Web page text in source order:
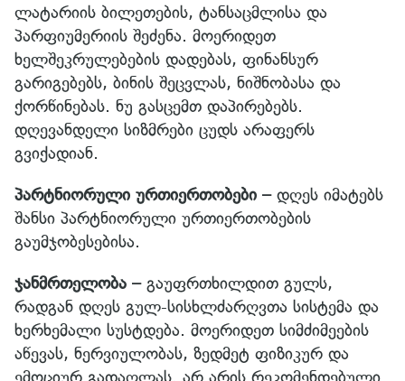
ლატარიის ბილეთების, ტანსაცმლისა და
პარფიუმერიის შეძენა. მოერიდეთ
ხელშეკრულებების დადებას, ფინანსურ
გარიგებებს, ბინის შეცვლას, ნიშნობასა და
ქორწინებას. ნუ გასცემთ დაპირებებს.
დღევანდელი სიზმრები ცუდს არაფერს
გვიქადიან.
პარტნიორული ურთიერთობები – დღეს იმატებს
შანსი პარტნიორული ურთიერთობების
გაუმჯობესებისა.
ჯანმრთელობა – გაუფრთხილდით გულს,
რადგან დღეს გულ-სისხლძარღვთა სისტემა და
ხერხემალი სუსტდება. მოერიდეთ სიმძიმეების
აწევას, ნერვიულობას, ზედმეტ ფიზიკურ და